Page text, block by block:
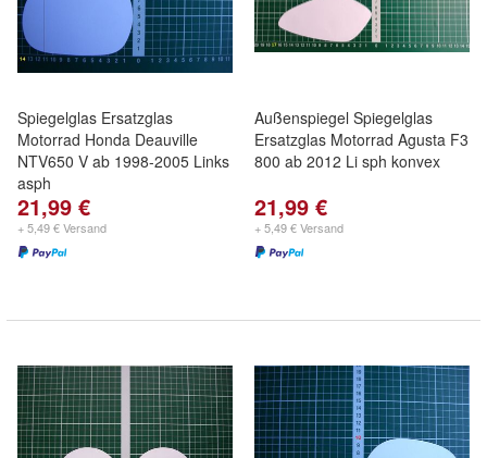
Spiegelglas Ersatzglas
Motorrad Honda Deauville
NTV650 V ab 1998-2005 Links
asph
21,99 €
+ 5,49 € Versand
Außenspiegel Spiegelglas
Ersatzglas Motorrad Agusta F3
800 ab 2012 Li sph konvex
21,99 €
+ 5,49 € Versand